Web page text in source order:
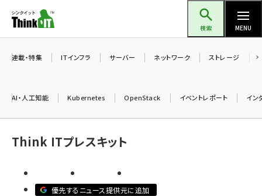
ン
ツ
検索 MENU
iot女子会 (2273)
連載・特集 ITインフラ サーバー ネットワーク ストレージ
AI・人工知能 Kubernetes OpenStack イベントレポート イン
Think ITプレスキット
優先するニュース提供元に追加